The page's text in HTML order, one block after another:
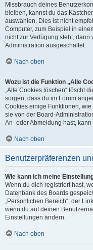
Missbrauch deines
bleiben, kannst du das
auswählen. Dies ist nicht
Computer, zum Beispiel in
nicht zur Verfügung steht,
Administration ausgeschaltet.
Nach oben
Wozu ist die Funktion „Alle
„Alle Cookies löschen“ löscht
sorgen, dass du im Forum
Cookies einige Funktionen, wie
sie von der Board-
An- oder Abmeldung hast,
Nach oben
Benutzerpräferenzen
Wie kann ich meine
Wenn du dich registriert hast,
Datenbank des Boards
„Persönlichen Bereich“; der
wenn du auf deinen
Einstellungen ändern.
Nach oben